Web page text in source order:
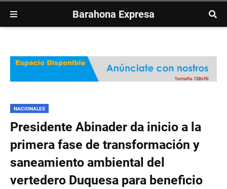
Barahona Expresa
NACIONALES
Presidente Abinader da inicio a la
primera fase de transformación y
saneamiento ambiental del
vertedero Duquesa para beneficio